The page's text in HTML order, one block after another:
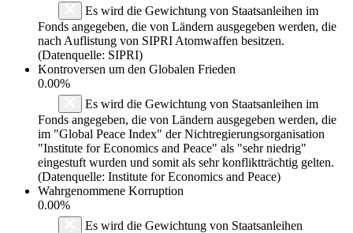
Es wird die Gewichtung von Staatsanleihen im
Fonds angegeben, die von Ländern ausgegeben werden, die
nach Auflistung von SIPRI Atomwaffen besitzen.
(Datenquelle: SIPRI)
Kontroversen um den Globalen Frieden
0.00%
Es wird die Gewichtung von Staatsanleihen im
Fonds angegeben, die von Ländern ausgegeben werden, die
im "Global Peace Index" der Nichtregierungsorganisation
"Institute for Economics and Peace" als "sehr niedrig"
eingestuft wurden und somit als sehr konfliktträchtig gelten.
(Datenquelle: Institute for Economics and Peace)
Wahrgenommene Korruption
0.00%
Es wird die Gewichtung von Staatsanleihen